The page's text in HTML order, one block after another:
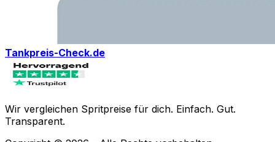
Tankpreis-Check.de
Wir vergleichen Spritpreise für dich. Einfach. Gut.
Transparent.